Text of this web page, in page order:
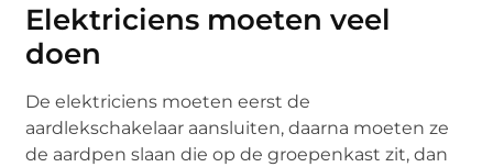
Elektriciens moeten veel
doen
De elektriciens moeten eerst de
aardlekschakelaar aansluiten, daarna moeten ze
de aardpen slaan die op de groepenkast zit, dan